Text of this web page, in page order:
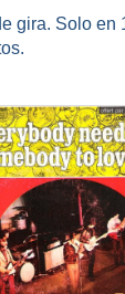
gira. Solo en